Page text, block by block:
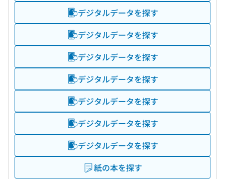
デジタルデータを探す
デジタルデータを探す
デジタルデータを探す
デジタルデータを探す
デジタルデータを探す
デジタルデータを探す
デジタルデータを探す
紙の本を探す